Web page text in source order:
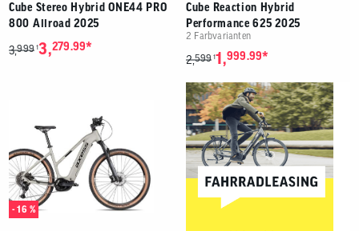
Cube Stereo Hybrid ONE44 PRO
800 Allroad 2025
3,999 13,279.99*
Cube Reaction Hybrid
Performance 625 2025
2 Farbvarianten
2,599 11,999.99*
- 16 %